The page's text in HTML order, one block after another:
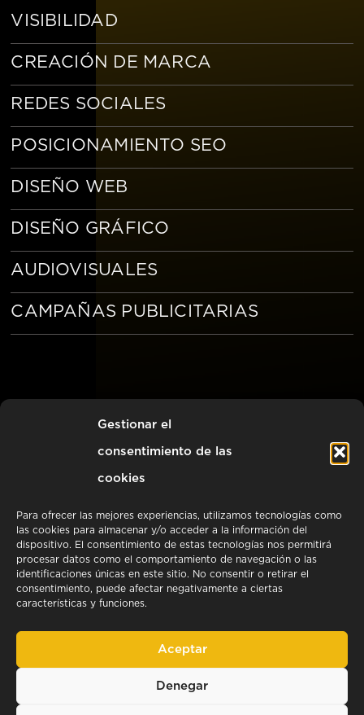
Gestionar el
consentimiento de las
cookies
Para ofrecer las mejores experiencias, utilizamos tecnologías como
las cookies para almacenar y/o acceder a la información del
dispositivo. El consentimiento de estas tecnologías nos permitirá
procesar datos como el comportamiento de navegación o las
identificaciones únicas en este sitio. No consentir o retirar el
consentimiento, puede afectar negativamente a ciertas
características y funciones.
Aceptar
Denegar
VISIBILIDAD
CREACIÓN DE MARCA
REDES SOCIALES
POSICIONAMIENTO SEO
DISEÑO WEB
DISEÑO GRÁFICO
AUDIOVISUALES
CAMPAÑAS PUBLICITARIAS
RESERVA UNA CITA
CON
NOSOTROS
Hablamos
Aviso Legal